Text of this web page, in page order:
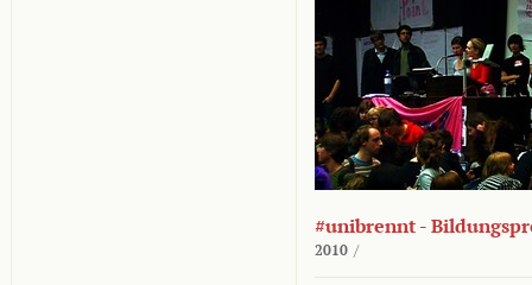
#unibrennt -
2010 /